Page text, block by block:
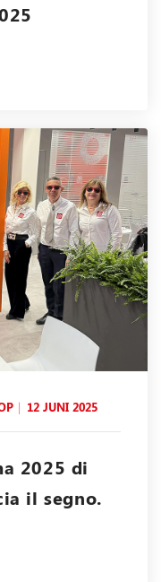
12 JUNI 2025
2025 di
il segno.